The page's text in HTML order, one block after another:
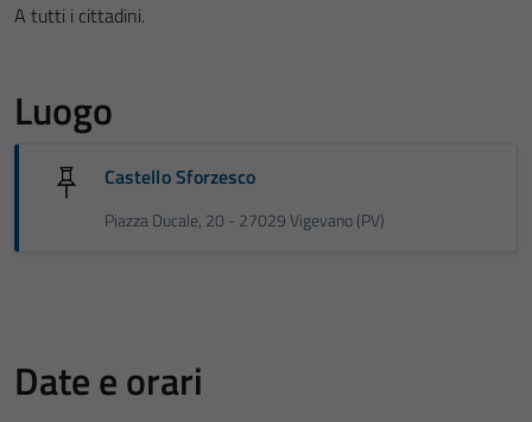
A tutti i cittadini.
Luogo
Castello Sforzesco
Piazza Ducale, 20 - 27029 Vigevano (PV)
Date e orari